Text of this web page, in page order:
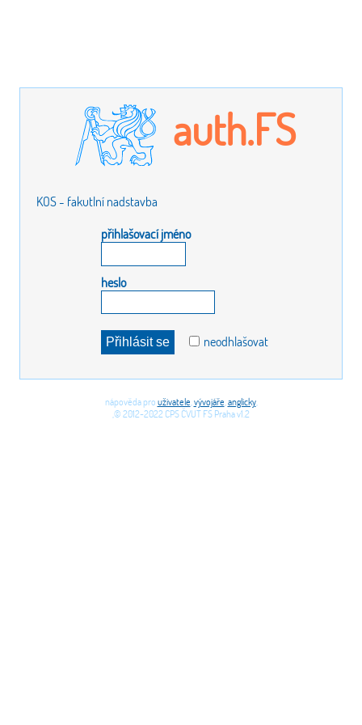
auth.FS
KOS - fakutlní nadstavba
přihlašovací jméno
heslo
neodhlašovat
nápověda pro uživatele vývojáře anglicky,
,© 2012-2022 CPS ČVUT FS Praha v1.2